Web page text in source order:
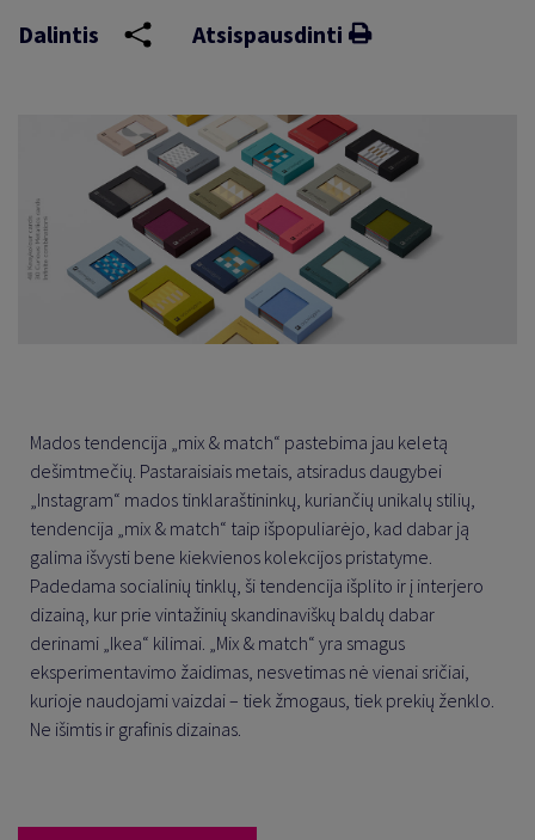
Dalintis
Atsispausdinti
Mados tendencija „mix & match“ pastebima jau keletą
dešimtmečių. Pastaraisiais metais, atsiradus daugybei
„Instagram“ mados tinklaraštininkų, kuriančių unikalų stilių,
tendencija „mix & match“ taip išpopuliarėjo, kad dabar ją
galima išvysti bene kiekvienos kolekcijos pristatyme.
Padedama socialinių tinklų, ši tendencija išplito ir į interjero
dizainą, kur prie vintažinių skandinaviškų baldų dabar
derinami „Ikea“ kilimai. „Mix & match“ yra smagus
eksperimentavimo žaidimas, nesvetimas nė vienai sričiai,
kurioje naudojami vaizdai – tiek žmogaus, tiek prekių ženklo.
Ne išimtis ir grafinis dizainas.